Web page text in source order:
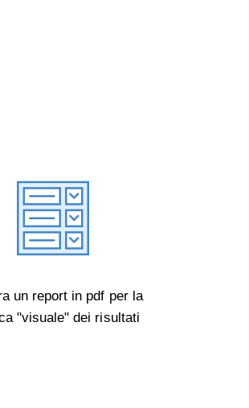
un report in pdf per la
"visuale" dei risultati